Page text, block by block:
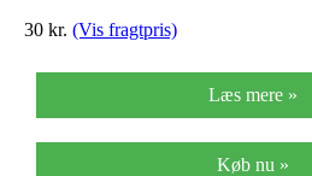
30 kr. (Vis fragtpris)
Læs mere »
Køb nu »